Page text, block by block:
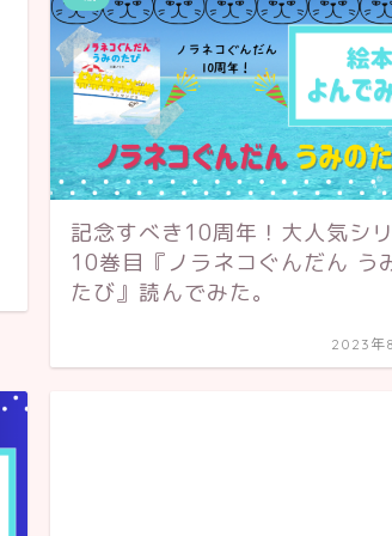
記念すべき10周年！大人気シ
10巻目『ノラネコぐんだん う
たび』読んでみた。
2023年